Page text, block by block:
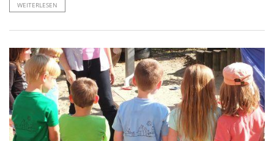
WEITERLESEN